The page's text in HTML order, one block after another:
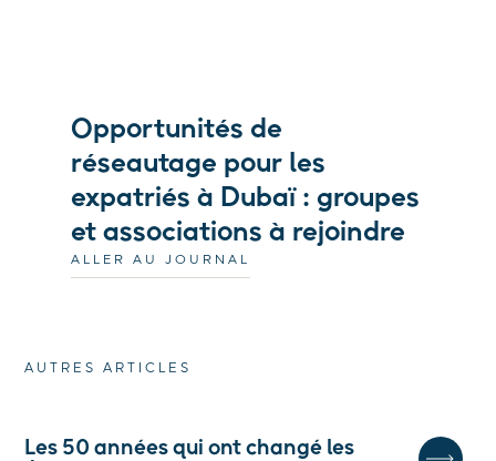
Opportunités de
réseautage pour les
expatriés à Dubaï : groupes
et associations à rejoindre
ALLER AU JOURNAL
AUTRES ARTICLES
Les 50 années qui ont changé les